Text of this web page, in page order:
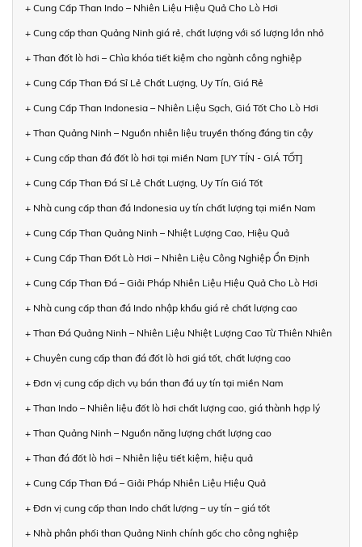
+ Cung Cấp Than Indo – Nhiên Liệu Hiệu Quả Cho Lò Hơi
+ Cung cấp than Quảng Ninh giá rẻ, chất lượng với số lượng lớn nhỏ
+ Than đốt lò hơi – Chìa khóa tiết kiệm cho ngành công nghiệp
+ Cung Cấp Than Đá Sỉ Lẻ Chất Lượng, Uy Tín, Giá Rẻ
+ Cung Cấp Than Indonesia – Nhiên Liệu Sạch, Giá Tốt Cho Lò Hơi
+ Than Quảng Ninh – Nguồn nhiên liệu truyền thống đáng tin cậy
+ Cung cấp than đá đốt lò hơi tại miền Nam [UY TÍN - GIÁ TỐT]
+ Cung Cấp Than Đá Sỉ Lẻ Chất Lượng, Uy Tín Giá Tốt
+ Nhà cung cấp than đá Indonesia uy tín chất lượng tại miền Nam
+ Cung Cấp Than Quảng Ninh – Nhiệt Lượng Cao, Hiệu Quả
+ Cung Cấp Than Đốt Lò Hơi – Nhiên Liệu Công Nghiệp Ổn Định
+ Cung Cấp Than Đá – Giải Pháp Nhiên Liệu Hiệu Quả Cho Lò Hơi
+ Nhà cung cấp than đá Indo nhập khẩu giá rẻ chất lượng cao
+ Than Đá Quảng Ninh – Nhiên Liệu Nhiệt Lượng Cao Từ Thiên Nhiên
+ Chuyên cung cấp than đá đốt lò hơi giá tốt, chất lượng cao
+ Đơn vị cung cấp dịch vụ bán than đá uy tín tại miền Nam
+ Than Indo – Nhiên liệu đốt lò hơi chất lượng cao, giá thành hợp lý
+ Than Quảng Ninh – Nguồn năng lượng chất lượng cao
+ Than đá đốt lò hơi – Nhiên liệu tiết kiệm, hiệu quả
+ Cung Cấp Than Đá – Giải Pháp Nhiên Liệu Hiệu Quả
+ Đơn vị cung cấp than Indo chất lượng – uy tín – giá tốt
+ Nhà phân phối than Quảng Ninh chính gốc cho công nghiệp